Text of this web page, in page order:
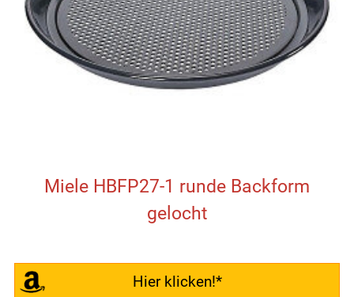
Miele HBFP27-1 runde Backform
gelocht
Hier klicken!*